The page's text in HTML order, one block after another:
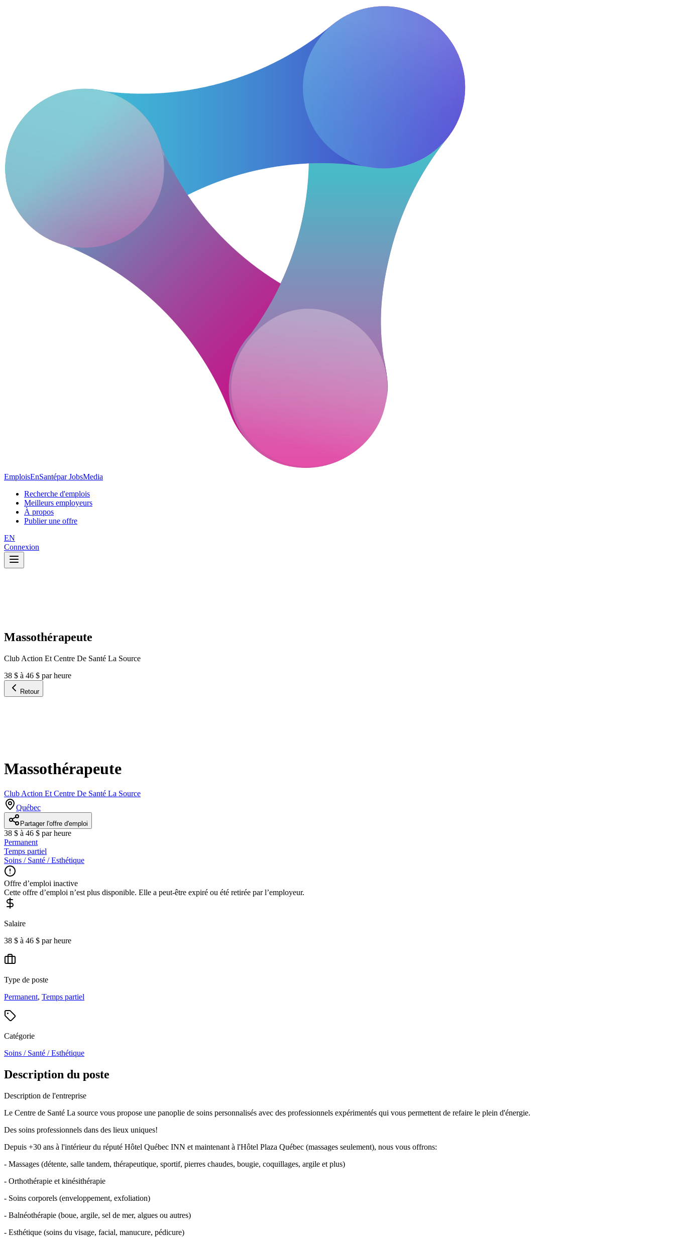
EmploisEnSantépar JobsMedia
Recherche d'emplois
Meilleurs employeurs
À propos
Publier une offre
EN
Connexion
Massothérapeute
Club Action Et Centre De Santé La Source
38 $ à 46 $ par heure
Retour
Massothérapeute
Club Action Et Centre De Santé La Source
Québec
Partager l'offre d'emploi
38 $ à 46 $ par heure
Permanent
Temps partiel
Soins / Santé / Esthétique
Offre d’emploi inactive
Cette offre d’emploi n’est plus disponible. Elle a peut-être expiré ou été retirée par l’employeur.
Salaire
38 $ à 46 $ par heure
Type de poste
Permanent, Temps partiel
Catégorie
Soins / Santé / Esthétique
Description du poste
Description de l'entreprise
Le Centre de Santé La source vous propose une panoplie de soins personnalisés avec des professionnels expérimentés qui vous permettent de refaire le plein d'énergie.
Des soins professionnels dans des lieux uniques!
Depuis +30 ans à l'intérieur du réputé Hôtel Québec INN et maintenant à l'Hôtel Plaza Québec (massages seulement), nous vous offrons:
- Massages (détente, salle tandem, thérapeutique, sportif, pierres chaudes, bougie, coquillages, argile et plus)
- Orthothérapie et kinésithérapie
- Soins corporels (enveloppement, exfoliation)
- Balnéothérapie (boue, argile, sel de mer, algues ou autres)
- Esthétique (soins du visage, facial, manucure, pédicure)